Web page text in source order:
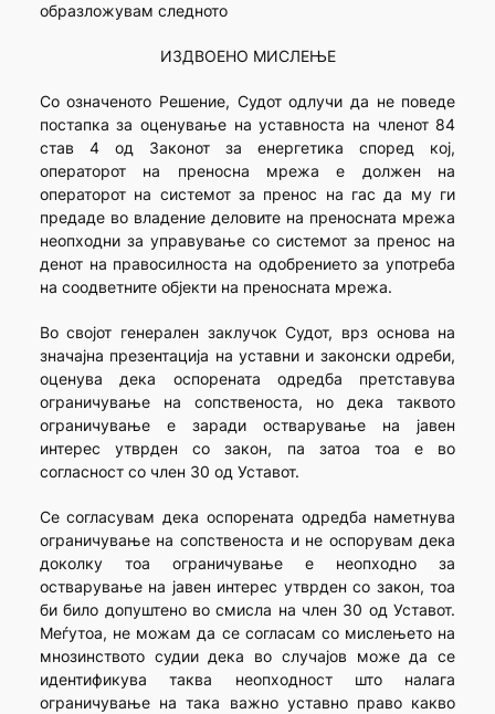
образложувам следното
ИЗДВОЕНО МИСЛЕЊЕ
Со означеното Решение, Судот одлучи да не поведе
постапка за оценување на уставноста на членот 84
став 4 од Законот за енергетика според кој,
операторот на преносна мрежа е должен на
операторот на системот за пренос на гас да му ги
предаде во владение деловите на преносната мрежа
неопходни за управување со системот за пренос на
денот на правосилноста на одобрението за употреба
на соодветните објекти на преносната мрежа.
Во својот генерален заклучок Судот, врз основа на
значајна презентација на уставни и законски одреби,
оценува дека оспорената одредба претставува
ограничување на сопственоста, но дека таквото
ограничување е заради остварување на јавен
интерес утврден со закон, па затоа тоа е во
согласност со член 30 од Уставот.
Се согласувам дека оспорената одредба наметнува
ограничување на сопственоста и не оспорувам дека
доколку тоа ограничување е неопходно за
остварување на јавен интерес утврден со закон, тоа
би било допуштено во смисла на член 30 од Уставот.
Меѓутоа, не можам да се согласам со мислењето на
мнозинството судии дека во случајов може да се
идентификува таква неопходност што налага
ограничување на така важно уставно право какво